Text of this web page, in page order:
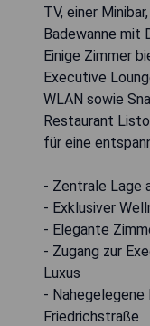
TV, einer
Badewanne mit
Einige Zimmer
Executive
WLAN sowie
Restaurant
für eine
- Zentrale Lage
- Exklusiver
- Elegante
- Zugang zur
Luxus
-
Friedrichstraße